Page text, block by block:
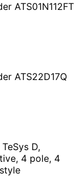
ATS01N112FT
ATS22D17Q
D,
4 pole, 4